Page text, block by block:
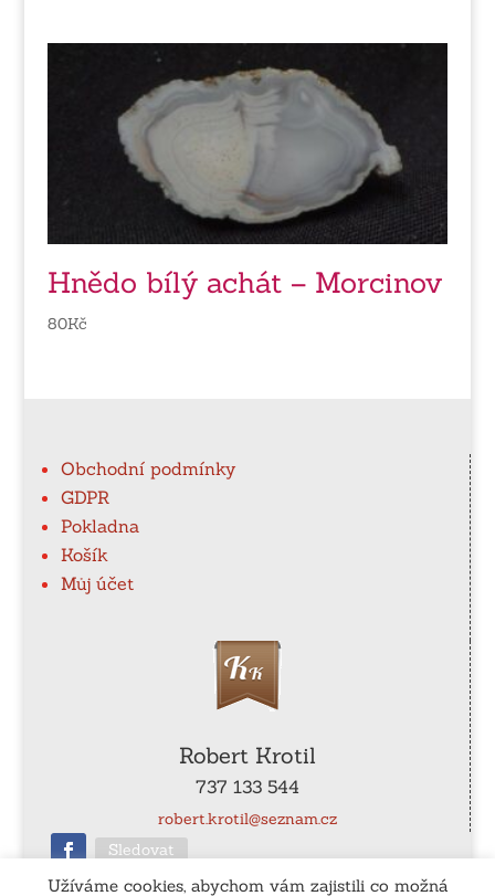
Hnědo bílý achát – Morcinov
80Kč
Obchodní podmínky
GDPR
Pokladna
Košík
Můj účet
Robert Krotil
737 133 544
robert.krotil@seznam.cz
Sledovat
Užíváme cookies, abychom vám zajistili co možná